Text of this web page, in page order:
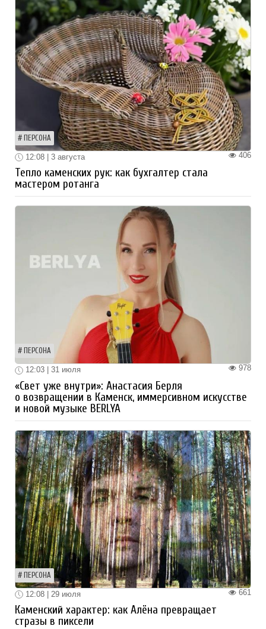
ПЕРСОНА
406
12:08 | 3 августа
Тепло каменских рук: как бухгалтер стала
мастером ротанга
ПЕРСОНА
978
12:03 | 31 июля
«Свет уже внутри»: Анастасия Берля
о возвращении в Каменск, иммерсивном искусстве
и новой музыке BERLYA
ПЕРСОНА
661
12:08 | 29 июля
Каменский характер: как Алёна превращает
стразы в пиксели